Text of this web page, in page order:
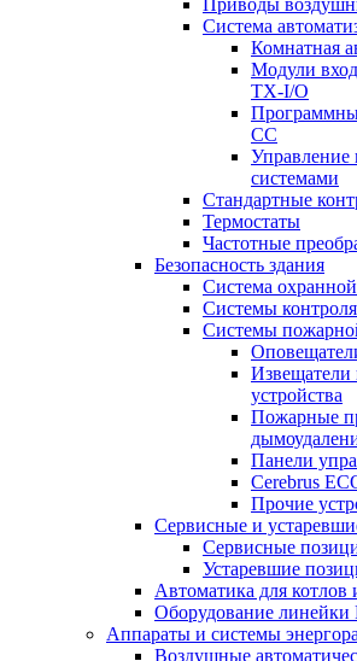
Приводы
Система
Комнатная
Модули
TX-I/O
CC
системами
Стандартные
Термостаты
Частотные
Безопасность здания
Система
Системы
Системы
устройства
Пожарные
Панели
Cerebrus
Прочие
Сервисные и
Сервисные
Устаревшие
Автоматика для котлов
Оборудование линейки
Аппараты и системы
Воздушные